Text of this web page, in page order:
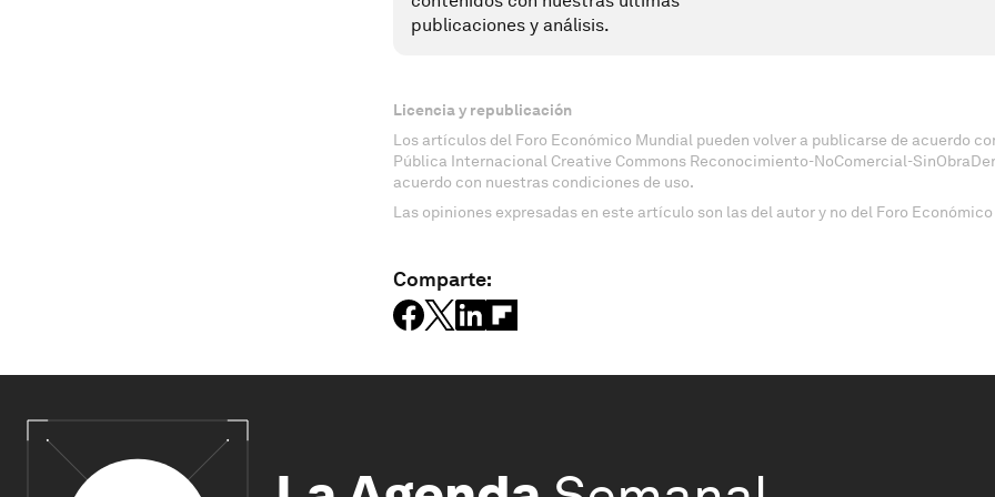
publicaciones y análisis.
Licencia y republicación
Los artículos del Foro Económico Mundial pueden volver a publicarse de acuerdo
Pública Internacional Creative Commons Reconocimiento-NoComercial-
acuerdo con nuestras condiciones de uso.
Las opiniones expresadas en este artículo son las del autor y no del Foro
Comparte: